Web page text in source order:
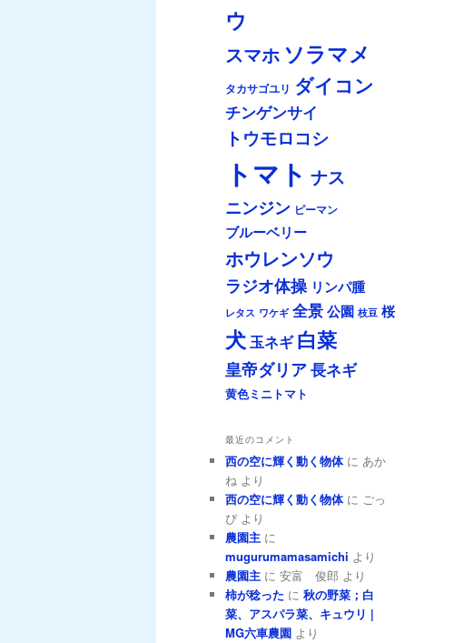
ウ
スマホ ソラマメ
タカサゴユリ ダイコン
チンゲンサイ
トウモロコシ
トマト ナス
ニンジン ピーマン
ブルーベリー
ホウレンソウ
ラジオ体操 リンパ腫
レタス ワケギ 全景公園 枝豆 桜
犬玉ネギ 白菜
皇帝ダリア長ネギ
黄色ミニトマト
最近のコメント
西の空に輝く動く物体に あか
ね より
西の空に輝く動く物体に ごっ
ぴより
農園主 に
mugurumamasamichi より
農園主 に 安富 俊郎 より
柿が稔った に 秋の野菜；白
菜、アスパラ菜、キュウリ |
MG六車農園 より